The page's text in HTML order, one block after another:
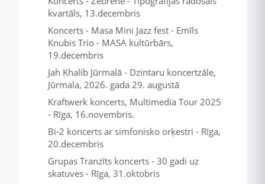
kvartāls, 13.decembris
Koncerts - Masa Mini Jazz fest - Emīls
Knubis Trio - MASA kultūrbārs,
19.decembris
Jah Khalib Jūrmalā - Dzintaru koncertzāle,
Jūrmala, 2026. gada 29. augustā
Kraftwerk koncerts, Multimedia Tour 2025
- Rīga, 16.novembris.
Bi-2 koncerts ar simfonisko orķestri - Rīga,
20.decembris
Grupas Tranzīts koncerts - 30 gadi uz
skatuves - Rīga, 31.oktobris